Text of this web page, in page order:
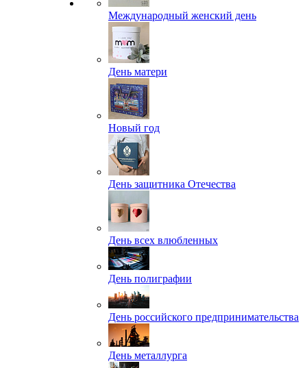
Международный женский день
День матери
Новый год
День защитника Отечества
День всех влюбленных
День полиграфии
День российского предпринимательства
День металлурга